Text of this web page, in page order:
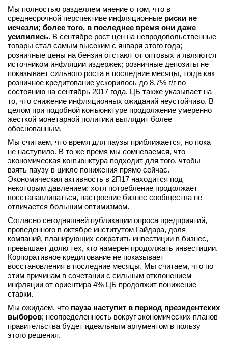
Мы полностью разделяем мнение о том, что в
среднесрочной перспективе инфляционные риски не
исчезли; более того, в последнее время они даже
усилились. В сентябре рост цен на непродовольственные
товары стал самым высоким с января этого года;
розничные цены на бензин отстают от оптовых и являются
источником инфляции издержек; розничные депозиты не
показывает сильного роста в последние месяцы, тогда как
розничное кредитование ускорилось до 8,7% г/г по
состоянию на сентябрь 2017 года. ЦБ также указывает на
то, что снижение инфляционных ожиданий неустойчиво. В
целом при подобной конъюнктуре продолжение умеренно
жесткой монетарной политики выглядит более
обоснованным.
Мы считаем, что время для паузы приближается, но пока
не наступило. В то же время мы сомневаемся, что
экономическая конъюнктура подходит для того, чтобы
взять паузу в цикле понижения прямо сейчас.
Экономическая активность в 2П17 находится под
некоторым давлением: хотя потребление продолжает
восстанавливаться, настроение бизнес сообщества не
отличается большим оптимизмом.
Согласно сегодняшней публикации опроса предприятий,
проведенного в октябре институтом Гайдара, доля
компаний, планирующих сократить инвестиции в бизнес,
превышает долю тех, кто намерен продолжать инвестиции.
Корпоративное кредитование не показывает
восстановления в последние месяцы. Мы считаем, что по
этим причинам в сочетании с сильным отклонением
инфляции от ориентира 4% ЦБ продолжит понижение
ставки.
Мы ожидаем, что пауза наступит в период президентских
выборов; неопределенность вокруг экономических планов
правительства будет идеальным аргументом в пользу
этого решения.